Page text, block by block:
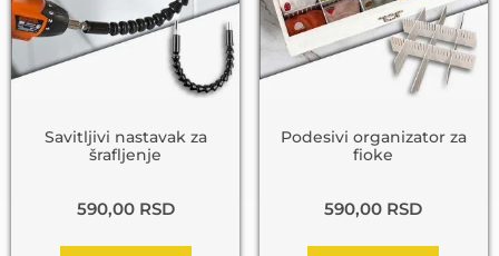
Savitljivi nastavak za
šrafljenje
590,00 RSD
Podesivi organizator za
fioke
590,00 RSD